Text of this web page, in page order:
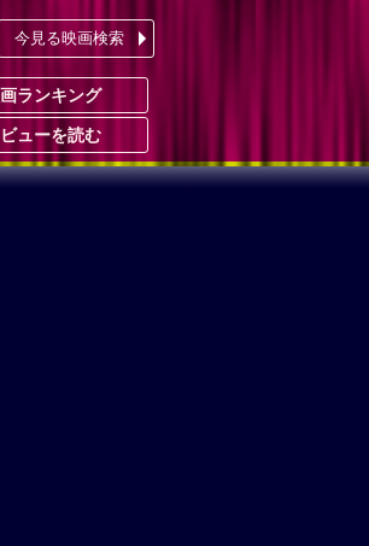
今見る映画検索
ランキング
ューを読む